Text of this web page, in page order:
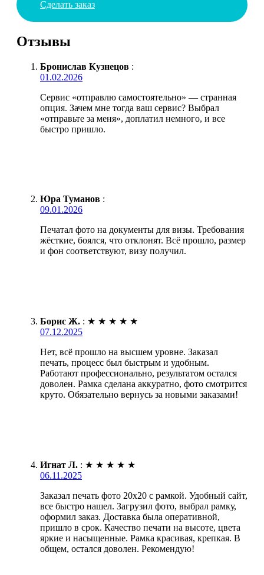
Сделать заказ
Отзывы
Бронислав Кузнецов :
01.02.2026
Сервис «отправлю самостоятельно» — странная
опция. Зачем мне тогда ваш сервис? Выбрал
«отправьте за меня», доплатил немного, и все
быстро пришло.
Юра Туманов :
09.01.2026
Печатал фото на документы для визы. Требования
жёсткие, боялся, что отклонят. Всё прошло, размер
и фон соответствуют, визу получил.
Борис Ж. : ★ ★ ★ ★ ★
07.12.2025
Нет, всё прошло на высшем уровне. Заказал
печать, процесс был быстрым и удобным.
Работают профессионально, результатом остался
доволен. Рамка сделана аккуратно, фото смотрится
круто. Обязательно вернусь за новыми заказами!
Игнат Л. : ★ ★ ★ ★ ★
06.11.2025
Заказал печать фото 20х20 с рамкой. Удобный сайт,
все быстро нашел. Загрузил фото, выбрал рамку,
оформил заказ. Доставка была оперативной,
пришло в срок. Качество печати на высоте, цвета
яркие и насыщенные. Рамка красивая, крепкая. В
общем, остался доволен. Рекомендую!